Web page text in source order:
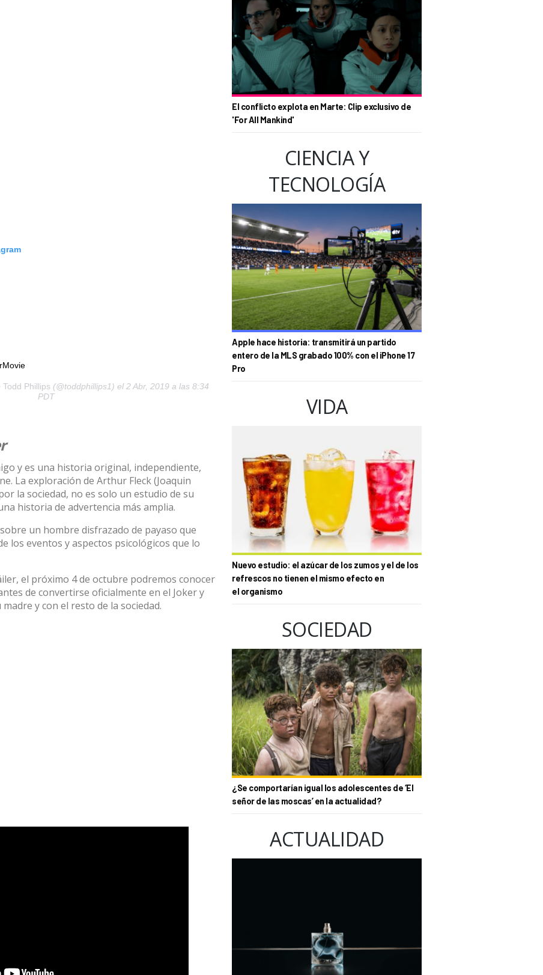
Todd Phillips (@toddphillips1) el 2 Abr, 2019 a las 8:34
PDT
y es una historia original, independiente,
La exploración de Arthur Fleck (Joaquin
la sociedad, no es solo un estudio de su
historia de advertencia más amplia.
un hombre disfrazado de payaso que
los eventos y aspectos psicológicos que lo
el próximo 4 de octubre podremos conocer
de convertirse oficialmente en el Joker y
y con el resto de la sociedad.
El conflicto explota en Marte: Clip exclusivo de
'For All Mankind'
CIENCIA Y
TECNOLOGÍA
Apple hace historia: transmitirá un partido
entero de la MLS grabado 100% con el iPhone 17
Pro
VIDA
Nuevo estudio: el azúcar de los zumos y el de los
refrescos no tienen el mismo efecto en
el organismo
SOCIEDAD
¿Se comportarían igual los adolescentes de ‘El
señor de las moscas’ en la actualidad?
ACTUALIDAD